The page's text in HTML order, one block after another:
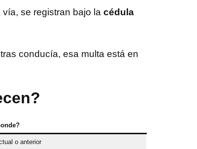
se registran bajo la cédula
conducía, esa multa está en
o anterior